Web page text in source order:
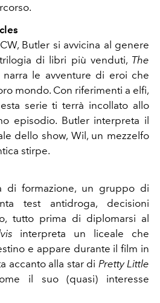
Butler si avvicina al genere
trilogia di libri più venduti, The
narra le avventure di eroi che
mondo. Con riferimenti a elfi,
serie ti terrà incollato allo
episodio. Butler interpreta il
dello show, Wil, un mezzelfo
stirpe.
di formazione, un gruppo di
test antidroga, decisioni
tutto prima di diplomarsi al
interpreta un liceale che
e appare durante il film in
accanto alla star di Pretty Little
il suo (quasi) interesse